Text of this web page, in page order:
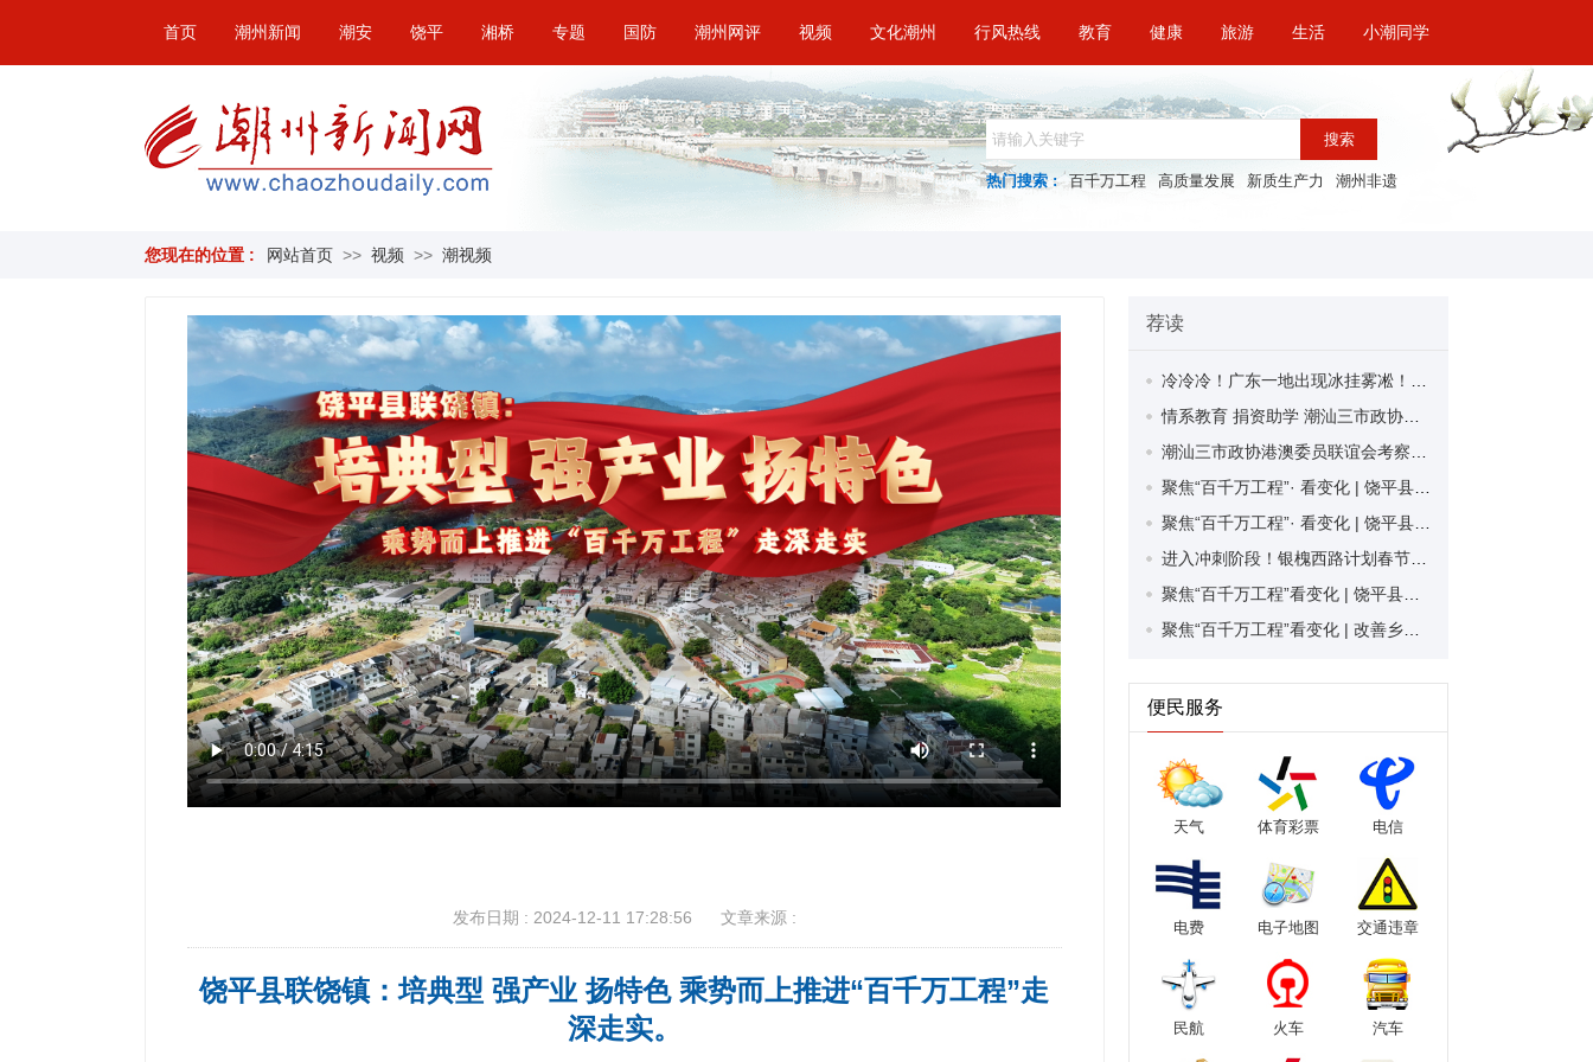
首页 潮州新闻 潮安 饶平 湘桥 专题 国防 潮州网评 视频 文化潮州 行风热线 教育 健康 旅游 生活 小潮同学
搜索
热门搜索 : 百千万工程 高质量发展 新质生产力 潮州非遗
您现在的位置 : 网站首页 >> 视频 >> 潮视频
发布日期 : 2024-12-11 17:28:56 文章来源 :
饶平县联饶镇：培典型 强产业 扬特色 乘势而上推进“百千万工程”走
深走实。
荐读
便民服务
天气 体育彩票 电信
电费 电子地图 交通违章
民航 火车 汽车